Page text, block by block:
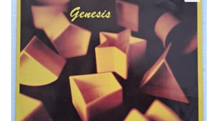
Echipamente
Listă produse
Oferta lunii
Contul meu